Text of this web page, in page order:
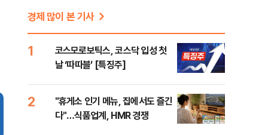
경제 많이 본 기사
1
코스모로보틱스, 코스닥 입성 첫
날 ‘따따블’ [특징주]
2
"휴게소 인기 메뉴, 집에서도 즐긴
다"…식품업계, HMR 경쟁